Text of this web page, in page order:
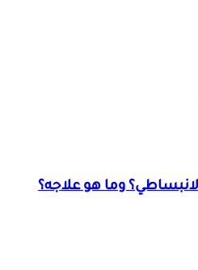
وما هو علاجه؟